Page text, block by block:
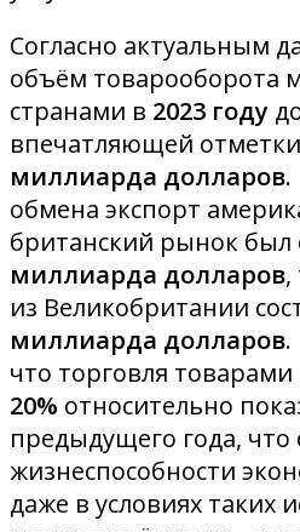
Согласно актуальным
объём товарооборота
странами в 2023 году
впечатляющей
миллиарда долларов.
обмена экспорт
британский рынок был
миллиарда долларов,
из Великобритании
миллиарда долларов.
что торговля товарами
20% относительно
предыдущего года, что
жизнеспособности
даже в условиях таких